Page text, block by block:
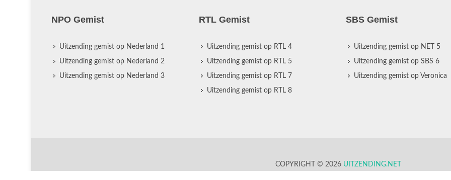
NPO Gemist
Uitzending gemist op Nederland 1
Uitzending gemist op Nederland 2
Uitzending gemist op Nederland 3
RTL Gemist
Uitzending gemist op RTL 4
Uitzending gemist op RTL 5
Uitzending gemist op RTL 7
Uitzending gemist op RTL 8
SBS Gemist
Uitzending gemist op NET 5
Uitzending gemist op SBS 6
Uitzending gemist op Veronica
COPYRIGHT © 2026 UITZENDING.NET